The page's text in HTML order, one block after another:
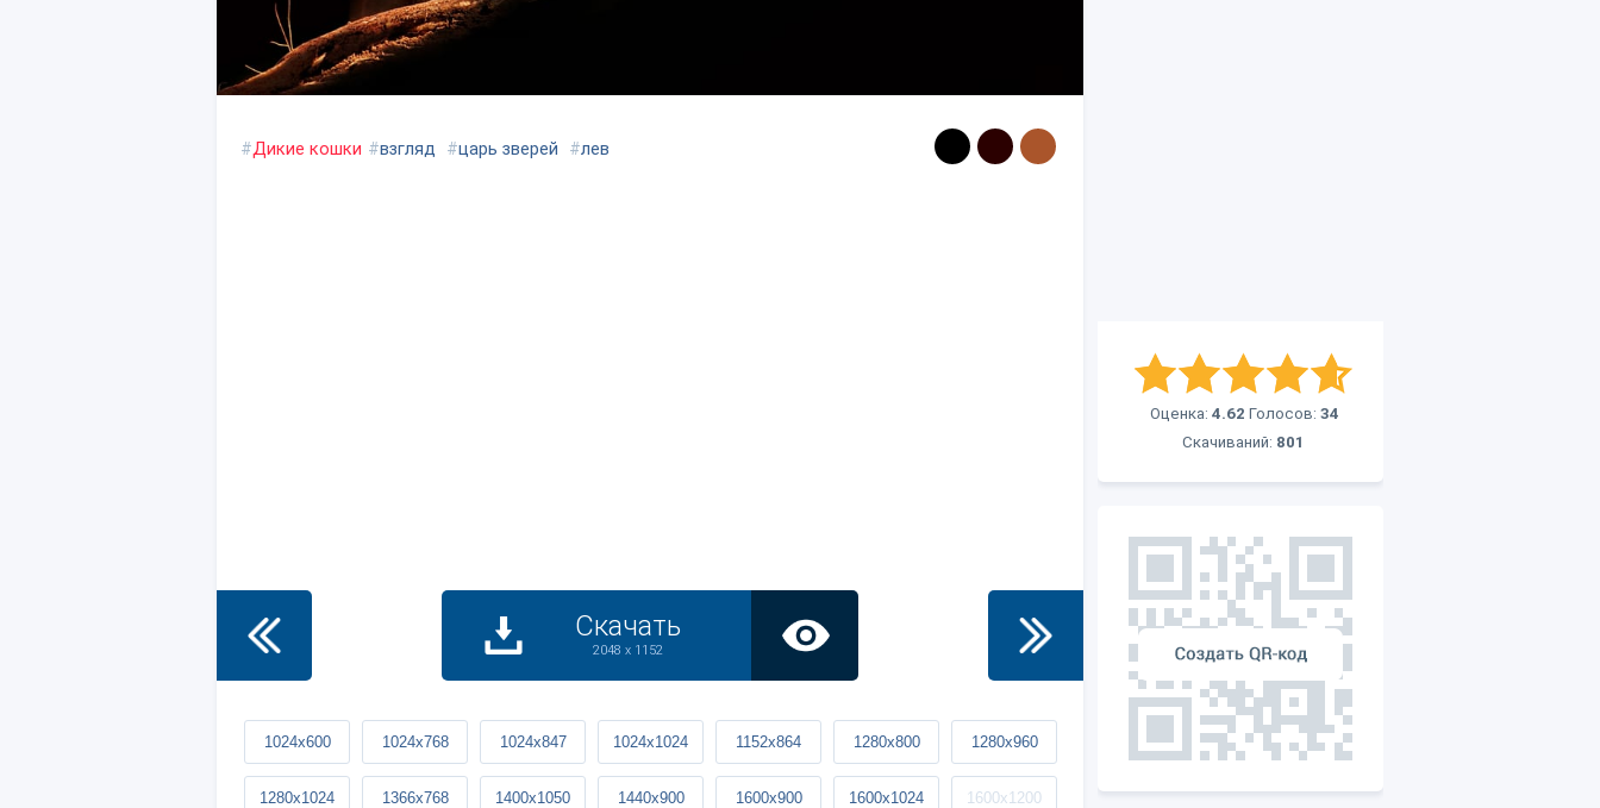
Оценка: 4.62 Голосов: 34
Скачиваний: 801
#Дикие кошки #взгляд #царь зверей #лев
Скачать
2048 x 1152
1024x600 1024x768 1024x847 1024x1024 1152x864 1280x800 1280x960
1280x1024 1366x768 1400x1050 1440x900 1600x900 1600x1024 1600x1200